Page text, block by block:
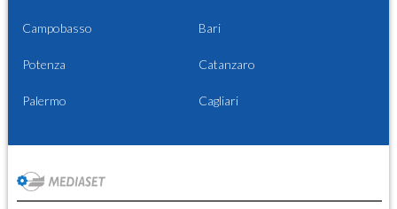
Campobasso Bari
Potenza Catanzaro
Palermo Cagliari